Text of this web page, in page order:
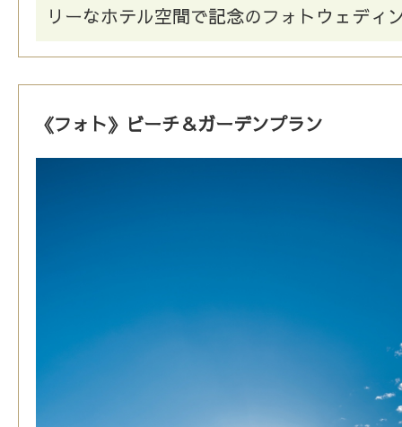
リーなホテル空間で記念のフォトウェディ
《フォト》ビーチ＆ガーデンプラン